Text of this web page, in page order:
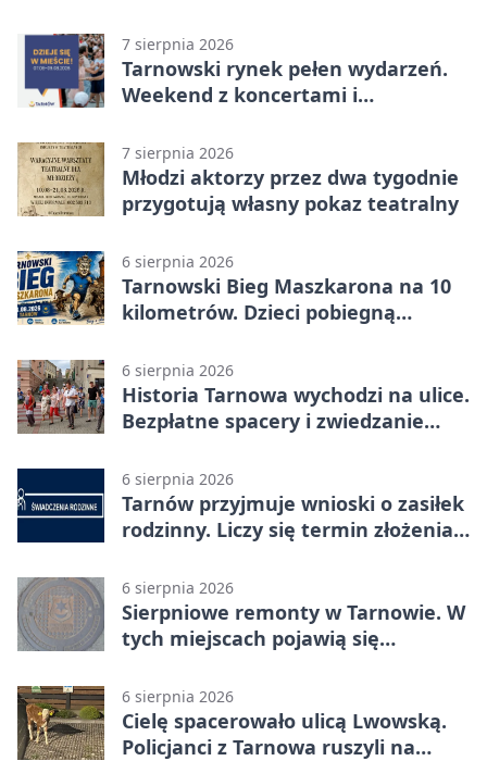
7 sierpnia 2026
Tarnowski rynek pełen wydarzeń.
Weekend z koncertami i
7 sierpnia 2026
Młodzi aktorzy przez dwa tygodnie
przygotują własny pokaz teatralny
6 sierpnia 2026
Tarnowski Bieg Maszkarona na 10
kilometrów. Dzieci pobiegną
6 sierpnia 2026
Historia Tarnowa wychodzi na ulice.
Bezpłatne spacery i zwiedzanie
6 sierpnia 2026
Tarnów przyjmuje wnioski o zasiłek
rodzinny. Liczy się termin złożenia
6 sierpnia 2026
Sierpniowe remonty w Tarnowie. W
tych miejscach pojawią się
6 sierpnia 2026
Cielę spacerowało ulicą Lwowską.
Policjanci z Tarnowa ruszyli na